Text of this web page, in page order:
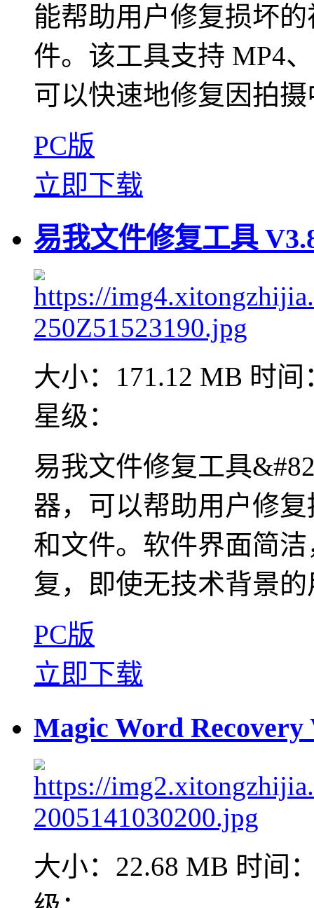
能帮助用户修复损坏
件。该工具支持 MP4
可以快速地修复因拍
PC版
立即下载
易我文件修复工具‌
大小：171.12 MB 时间
星级：
易我文件修复工具
器，可以帮助用户修
和文件。软件界面简
复，即使无技术背景
PC版
立即下载
Magic Word
大小：22.68 MB 时间